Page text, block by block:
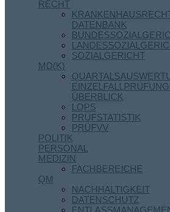
RECHT
DATENBANK
SOZIALGERICHT
MD(K)
ÜBERBLICK
LOPS
PRÜFSTATISTIK
PRÜFVV
POLITIK
PERSONAL
MEDIZIN
FACHBEREICHE
QM
NACHHALTIGKEIT
DATENSCHUTZ